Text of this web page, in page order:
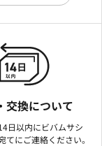
交換について
日以内にビバムサシ
てにご連絡ください。